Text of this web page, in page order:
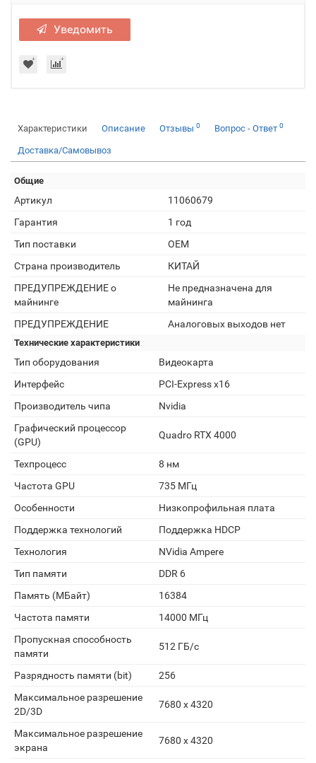
Уведомить
Характеристики Описание Отзывы 0 Вопрос - Ответ 0
Доставка/Самовывоз
Общие
Артикул
11060679
Гарантия
1 год
Тип поставки
OEM
Страна производитель
КИТАЙ
ПРЕДУПРЕЖДЕНИЕ о
майнинге
Не предназначена для
майнинга
ПРЕДУПРЕЖДЕНИЕ
Аналоговых выходов нет
Технические характеристики
Тип оборудования
Видеокарта
Интерфейс
PCI-Express x16
Производитель чипа
Nvidia
Графический процессор
(GPU)
Quadro RTX 4000
Техпроцесс
8 нм
Частота GPU
735 МГц
Особенности
Низкопрофильная плата
Поддержка технологий
Поддержка HDCP
Технология
NVidia Ampere
Тип памяти
DDR 6
Память (МБайт)
16384
Частота памяти
14000 МГц
Пропускная способность
памяти
512 ГБ/c
Разрядность памяти (bit)
256
Максимальное разрешение
2D/3D
7680 x 4320
Максимальное разрешение
экрана
7680 х 4320